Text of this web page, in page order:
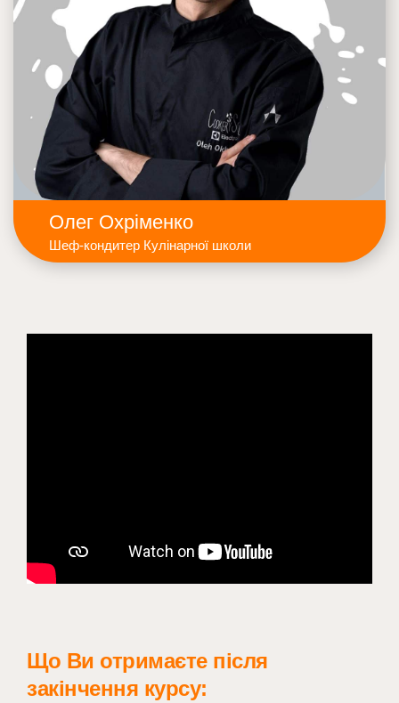
Олег Охріменко
Шеф-кондитер Кулінарної школи
Що Ви отримаєте після
закінчення курсу: